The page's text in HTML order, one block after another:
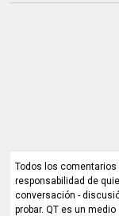
Todos los
responsabilidad de
conversación -
probar. QT es un